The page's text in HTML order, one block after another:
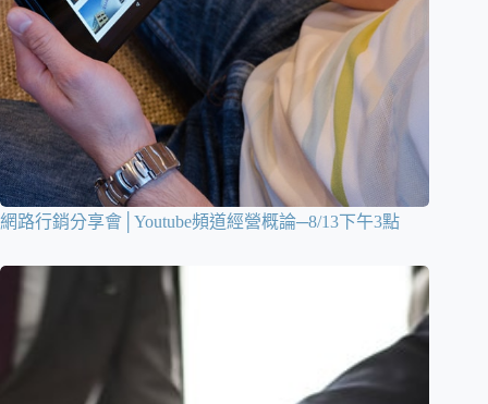
網路行銷分享會│Youtube頻道經營概論─8/13下午3點